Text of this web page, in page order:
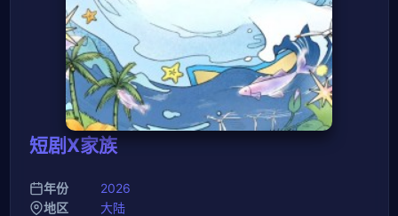
短剧X家族
年份
2026
地区
大陆